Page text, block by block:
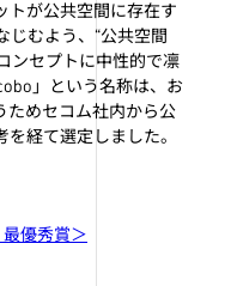
トが公共空間に存在す
じむよう、“公共空間
ンセプトに中性的で凛
」という名称は、お
ためセコム社内から公
経て選定しました。
優秀賞＞